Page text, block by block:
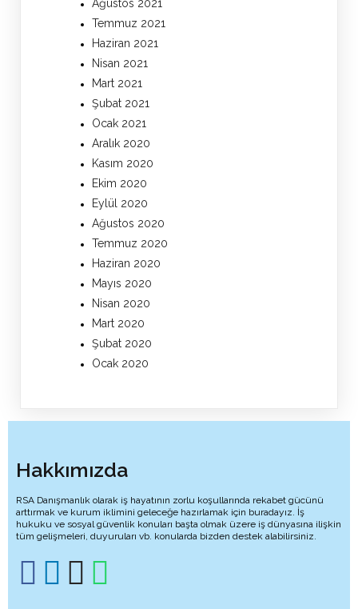
Ağustos 2021
Temmuz 2021
Haziran 2021
Nisan 2021
Mart 2021
Şubat 2021
Ocak 2021
Aralık 2020
Kasım 2020
Ekim 2020
Eylül 2020
Ağustos 2020
Temmuz 2020
Haziran 2020
Mayıs 2020
Nisan 2020
Mart 2020
Şubat 2020
Ocak 2020
Hakkımızda
RSA Danışmanlık olarak iş hayatının zorlu koşullarında rekabet gücünü
arttırmak ve kurum iklimini geleceğe hazırlamak için buradayız. İş
hukuku ve sosyal güvenlik konuları başta olmak üzere iş dünyasına ilişkin
tüm gelişmeleri, duyuruları vb. konularda bizden destek alabilirsiniz.